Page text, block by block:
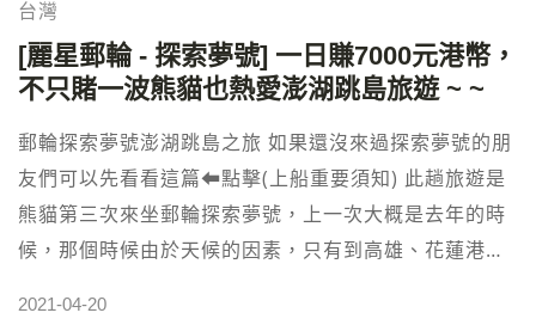
個特色獨特的主題娛樂城： Himalaya 與 Pacifica。 兩
個娛樂城一共擁有超過 17,000 平方公尺的博奕空間。
Himalaya 擁有超過 200 張即時動作賭桌遊戲和超過
象深刻的 1,000 台吃角子老虎機 於2012年4月11日起
正式投入運作。其中假日酒店已於2019年中起暫停運
作，改建為倫敦人酒店，第一期於2021年2月8日揭
幕。 【澳門金沙城中心 資訊】SANDSCOTAICENTRAL
HOTEL MACAU官網：
台灣
[麗星郵輪 - 探索夢號] 一日賺7000元港幣，
不只賭一波熊貓也熱愛澎湖跳島旅遊 ~ ~
郵輪探索夢號澎湖跳島之旅 如果還沒來過探索夢號的朋
友們可以先看看這篇⬅︎點擊(上船重要須知) 此趟旅遊是
熊貓第三次來坐郵輪探索夢號，上一次大概是去年的時
候，那個時候由於天候的因素，只有到高雄、花蓮港繞
2021-04-20